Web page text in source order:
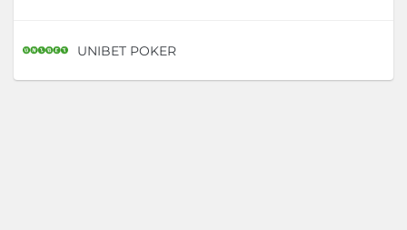
UNIBET POKER